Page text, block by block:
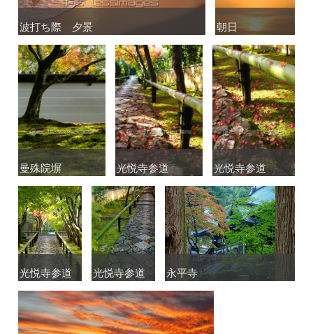
波打ち際 夕景
波打ち際 夕景 朝日
朝日
曼殊院塀
曼殊院塀 光悦寺参道
光悦寺参道 光悦寺参道
光悦寺参道
光悦寺参道
光悦寺参道 光悦寺参道
光悦寺参道 永平寺
永平寺